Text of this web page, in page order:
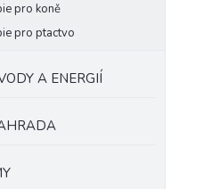
pro koně
pro ptactvo
A ENERGIÍ